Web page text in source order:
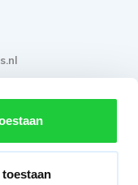
en persoonlijk advies.